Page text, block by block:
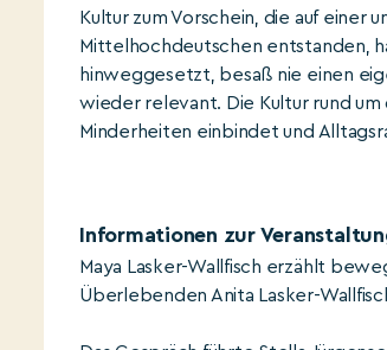
Kultur zum Vorschein, die auf einer
Mittelhochdeutschen entstanden,
hinweggesetzt, besaß nie einen
wieder relevant. Die Kultur rund
Minderheiten einbindet und
Informationen zur
Maya Lasker-Wallfisch erzählt
Überlebenden Anita Lasker-